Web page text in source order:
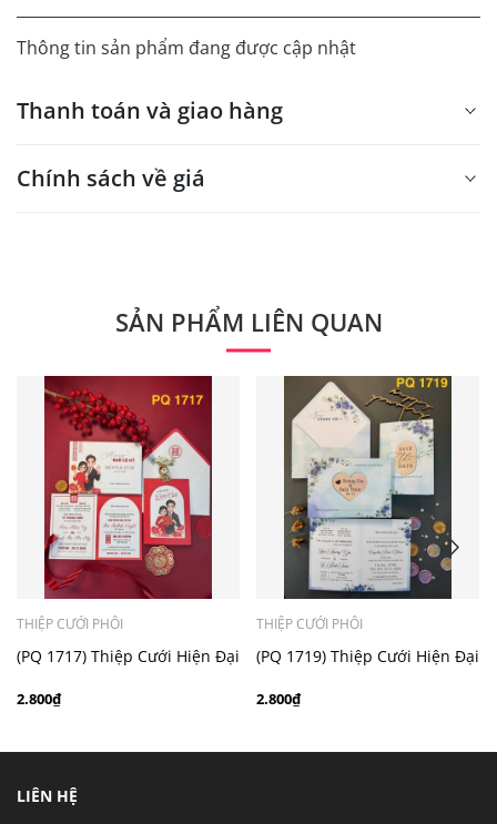
Thông tin sản phẩm đang được cập nhật
Thanh toán và giao hàng
Chính sách về giá
Quý khách vui lòng liên hệ để có thông tin chính xác.
- Mẫu dưới 3000 giá chưa bao gồm bản đồ, quý khách
có nhu cầu in bản đồ sẽ có mức phí 300 - 500 đồng 1
thiệp tuỳ chất liệu.
SẢN PHẨM LIÊN QUAN
THIỆP CƯỚI PHÔI
(PQ 1717) Thiệp Cưới Hiện Đại
2.800₫
THIỆP CƯỚI PHÔI
(PQ 1719) Thiệp Cưới Hiện Đại
2.800₫
LIÊN HỆ